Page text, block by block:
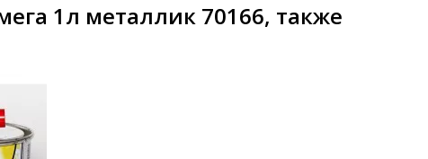
1л металлик 70166, также